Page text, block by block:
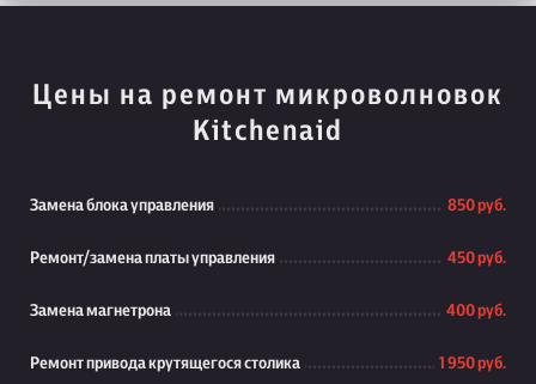
Цены на ремонт микроволновок
Kitchenaid
Замена блока управления 850 руб.
Ремонт/замена платы управления 450 руб.
Замена магнетрона 400 руб.
Ремонт привода крутящегося столика 1 950 руб.